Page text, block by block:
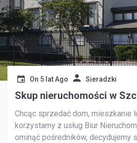
On 5 lat Ago Sieradzki
Skup nieruchomości w
Chcąc sprzedać dom, mieszkanie
korzystamy z usług Biur
ominąć pośredników, decydujemy